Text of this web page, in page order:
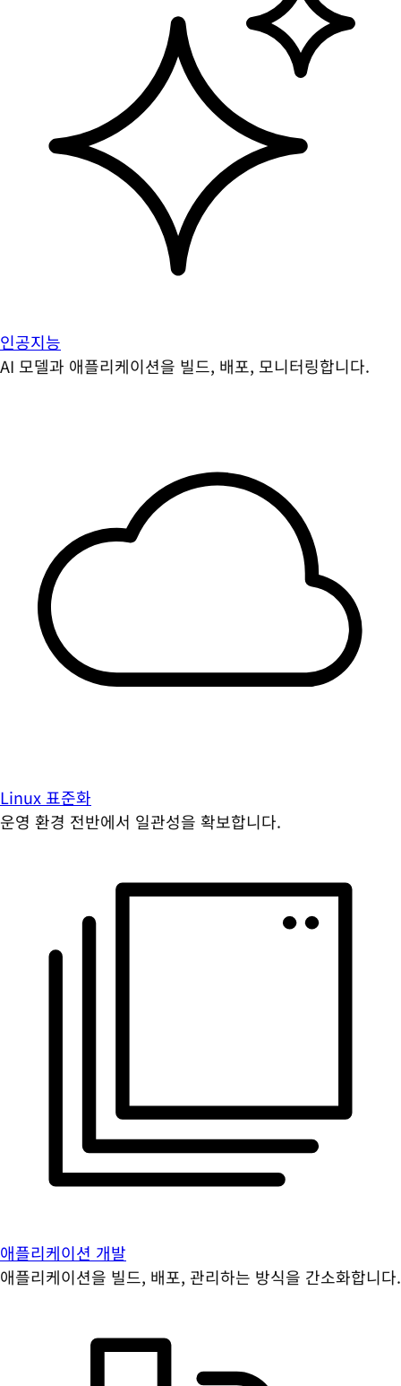
인공지능
AI 모델과 애플리케이션을 빌드, 배포, 모니터링합니다.
Linux 표준화
운영 환경 전반에서 일관성을 확보합니다.
애플리케이션 개발
애플리케이션을 빌드, 배포, 관리하는 방식을 간소화합니다.